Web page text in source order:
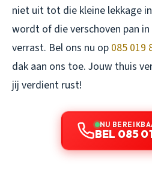
niet uit tot die kleine lekkage
wordt of die verschoven pan
verrast. Bel ons nu op 085 019
dak aan ons toe. Jouw thuis
jij verdient rust!
NU
BEL 085